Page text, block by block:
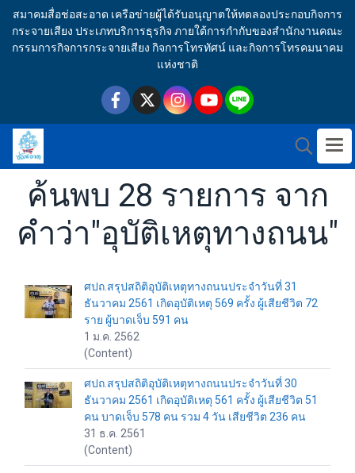
สมาคมสื่อช่อสะอาด เครือข่ายผู้ได้รับอนุญาตให้ทดลองประกอบกิจการ
กระจายเสียง ประเภทบริการธุรกิจ ภายใต้การกำกับของสำนักงานคณะ
กรรมการกิจการกระจายเสียง กิจการโทรทัศน์ และกิจการโทรคมนาคม
แห่งชาติ
ค้นพบ 28 รายการ จาก
คำว่า"อุบัติเหตุทางถนน"
ศปถ.สรุปสถิติอุบัติเหตุทางถนนประจำวันที่ 31
ธันวาคม 2561 เกิดอุบัติเหตุ 569 ครั้ง ผู้เสียชีวิต 72
ราย ผู้บาดเจ็บ 591 คน
1 ม.ค. 2562
(Content)
ศปถ.สรุปสถิติอุบัติเหตุทางถนนประจำวันที่ 30
ธันวาคม 2561 เกิดอุบัติเหตุ 561 ครั้ง ผู้เสียชีวิต 51
คน บาดเจ็บ 578 คน รวม 4 วัน เสียชีวิต 236 คน
31 ธ.ค. 2561
(Content)